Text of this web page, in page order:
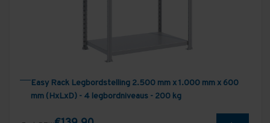
Easy Rack Legbordstelling 2.500 mm x 1.000 mm x 600
mm (HxLxD) - 4 legbordniveaus - 200 kg